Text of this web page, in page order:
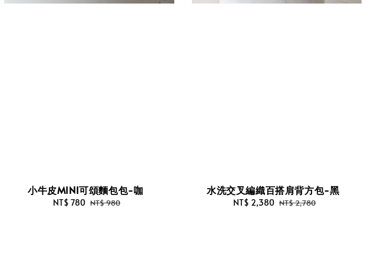
小牛皮MINI可頌麵包包-咖
Sale
NT$ 780 Regular
NT$ 980
水洗交叉編織百搭肩背方包-黑
Sale
NT$ 2,380 Regular
NT$ 2,780